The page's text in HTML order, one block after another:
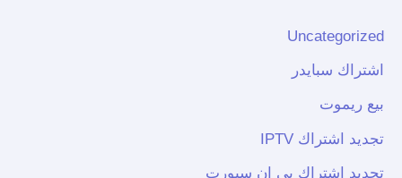
Uncategorized
اشتراك سبايدر
بيع ريموت
تجديد اشتراك IPTV
تجديد اشتراك بي ان سبورت